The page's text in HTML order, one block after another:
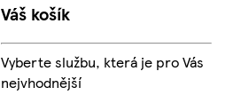
Váš košík
Vyberte službu, která je pro Vás
nejvhodnější